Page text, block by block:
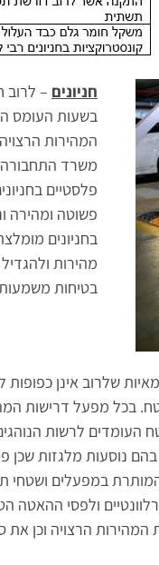
חניונים – לרוב
בשעות העומס
משרד
פלסטיים
פשוטה ומהירה
בחניונים
מהירות
בטיחות
שלרוב אינן
בכל מפעל דרישות
העומדים לרשות
נוסעות מלגזות שכן
ולפסי ההאטה
הרצויה וכן